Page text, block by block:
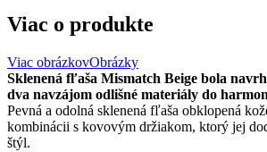
Viac o produkte
Viac obrázkovObrázky
Sklenená fľaša Mismatch Beige bola
dva navzájom odlišné materiály do
Pevná a odolná sklenená fľaša obklopená
kombinácii s kovovým držiakom, ktorý jej
štýl.